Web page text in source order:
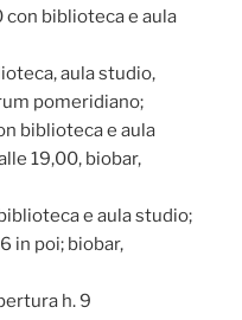
biblioteca e aula
aula studio,
pomeridiano;
biblioteca e aula
19,00, biobar,
e aula studio;
in poi; biobar,
h. 9